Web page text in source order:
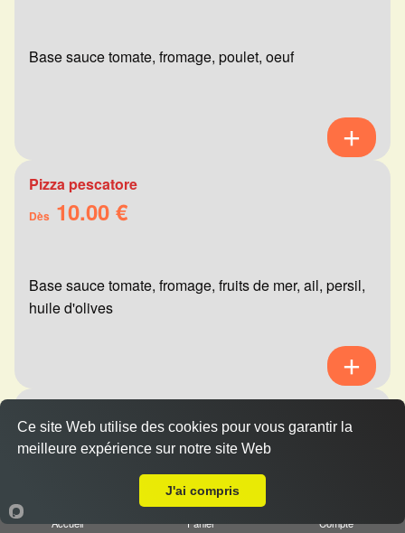
Base sauce tomate, fromage, poulet, oeuf
Pizza pescatore
Dès 10.00 €
Base sauce tomate, fromage, fruits de mer, ail, persil,
huile d'olives
Dès10.00 €
Base sauce tomate, fromage, viande hachée,
Accueil Panier Compte
Ce site Web utilise des cookies pour vous garantir la
meilleure expérience sur notre site Web
J'ai compris